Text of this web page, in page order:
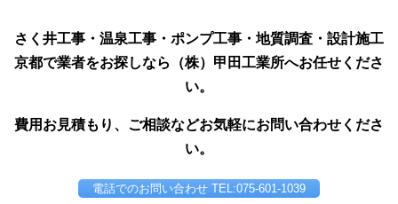
さく井工事・温泉工事・ポンプ工事・地質調査・設計施工
京都で業者をお探しなら（株）甲田工業所へお任せくださ
い。
費用お見積もり、ご相談などお気軽にお問い合わせくださ
い。
電話でのお問い合わせ TEL:075-601-1039